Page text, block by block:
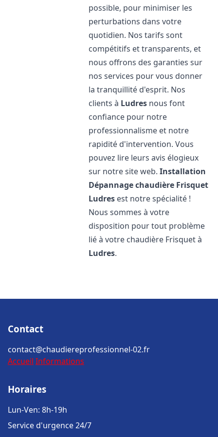
possible, pour minimiser les
perturbations dans votre
quotidien. Nos tarifs sont
compétitifs et transparents, et
nous offrons des garanties sur
nos services pour vous donner
la tranquillité d'esprit. Nos
clients à Ludres nous font
confiance pour notre
professionnalisme et notre
rapidité d'intervention. Vous
pouvez lire leurs avis élogieux
sur notre site web.Installation
Dépannage chaudière Frisquet
Ludres est notre spécialité !
Nous sommes à votre
disposition pour tout problème
lié à votre chaudière Frisquet à
Ludres.
Contact
contact@chaudiereprofessionnel-02.fr
Accueil Informations
Horaires
Lun-Ven: 8h-19h
Service d'urgence 24/7